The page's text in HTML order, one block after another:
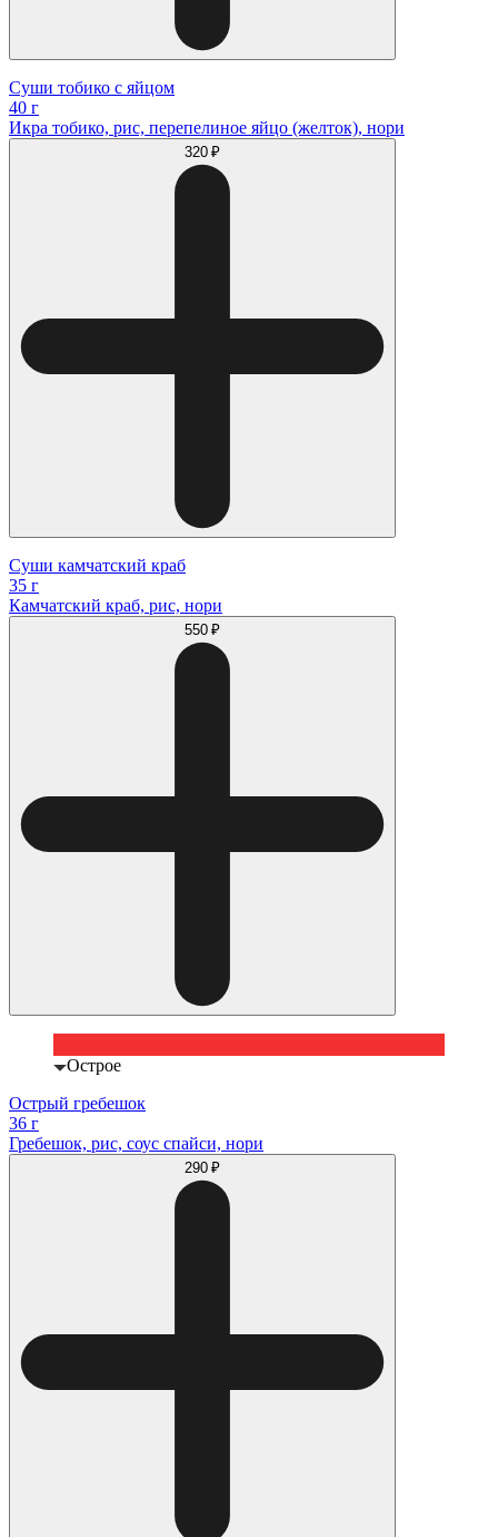
Суши тобико с яйцом
40 г
Икра тобико, рис, перепелиное яйцо (желток), нори
320 ₽
Суши камчатский краб
35 г
Камчатский краб, рис, нори
550 ₽
Острое
Острый гребешок
36 г
Гребешок, рис, соус спайси, нори
290 ₽